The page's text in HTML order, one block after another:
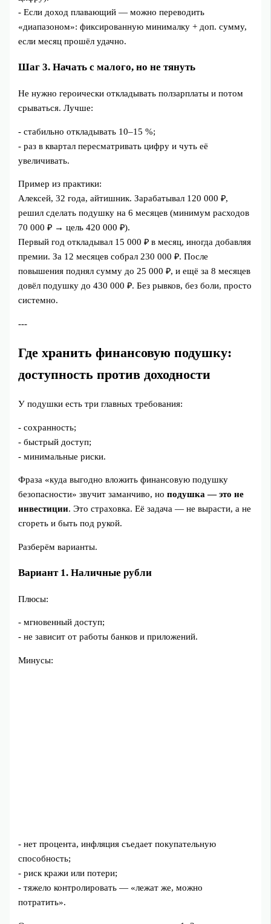
- Если доход плавающий — можно переводить
«диапазоном»: фиксированную минималку + доп. сумму,
если месяц прошёл удачно.
Шаг 3. Начать с малого, но не тянуть
Не нужно героически откладывать ползарплаты и потом
срываться. Лучше:
- стабильно откладывать 10–15 %;
- раз в квартал пересматривать цифру и чуть её
увеличивать.
Пример из практики:
Алексей, 32 года, айтишник. Зарабатывал 120 000 ₽,
решил сделать подушку на 6 месяцев (минимум расходов
70 000 ₽ → цель 420 000 ₽).
Первый год откладывал 15 000 ₽ в месяц, иногда добавляя
премии. За 12 месяцев собрал 230 000 ₽. После
повышения поднял сумму до 25 000 ₽, и ещё за 8 месяцев
довёл подушку до 430 000 ₽. Без рывков, без боли, просто
системно.
---
Где хранить финансовую подушку:
доступность против доходности
У подушки есть три главных требования:
- сохранность;
- быстрый доступ;
- минимальные риски.
Фраза «куда выгодно вложить финансовую подушку
безопасности» звучит заманчиво, ноподушка — это не
инвестиции. Это страховка. Её задача — не вырасти, а не
сгореть и быть под рукой.
Разберём варианты.
Вариант 1. Наличные рубли
Плюсы:
- мгновенный доступ;
- не зависит от работы банков и приложений.
Минусы:
- нет процента, инфляция съедает покупательную
способность;
- риск кражи или потери;
- тяжело контролировать — «лежат же, можно
потратить».